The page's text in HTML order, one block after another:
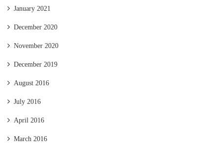
January 2021
December 2020
November 2020
December 2019
August 2016
July 2016
April 2016
March 2016